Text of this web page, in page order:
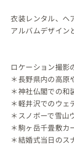
衣装レンタル、ヘ
アルバムデザイン
ロケーション撮影
＊長野県内の高原
＊神社仏閣での和
＊軽井沢でのウェ
＊スノボーで雪山
＊駒ヶ岳千畳敷カ
＊結婚式当日のス